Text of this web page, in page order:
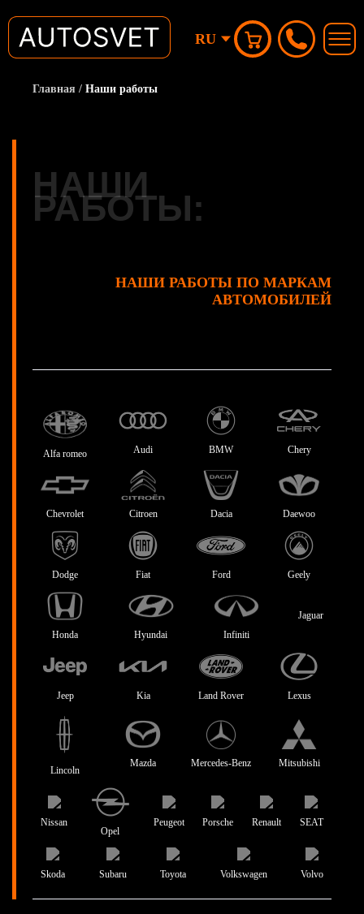
RU
Главная / Наши работы
НАШИ
РАБОТЫ:
НАШИ РАБОТЫ ПО МАРКАМ
АВТОМОБИЛЕЙ
Alfa romeo Audi BMW Chery
Chevrolet Citroen Dacia Daewoo
Dodge Fiat Ford Geely
Honda Hyundai Infiniti
Jaguar
Jeep Kia Land Rover Lexus
Lincoln
Mazda Mercedes-Benz Mitsubishi
Nissan
Opel
Peugeot Porsche Renault SEAT
Skoda Subaru Toyota Volkswagen Volvo